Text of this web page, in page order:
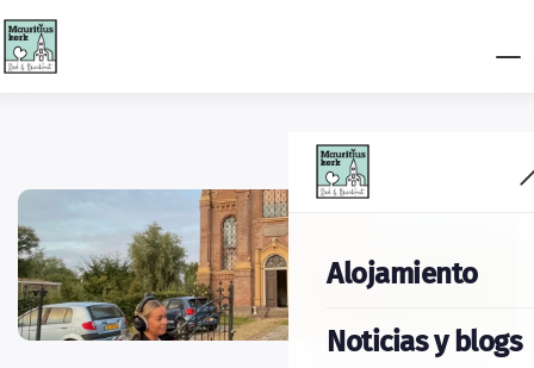
Alojamiento
Noticias y blogs